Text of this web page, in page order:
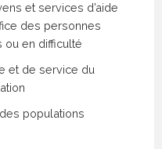
et services d’aide
des personnes
ou en difficulté
et de service du
populations